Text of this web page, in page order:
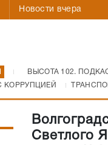
Новости вчера
ВЫСОТА 102.
КОРРУПЦИЕЙ
Светлого